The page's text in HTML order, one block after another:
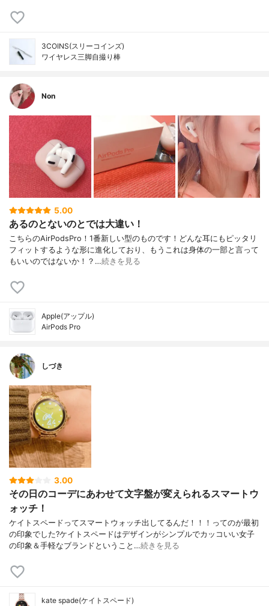
3COINS(スリーコインズ)
ワイヤレス三脚自撮り棒
Non
5.00
あるのとないのとでは大違い！
こちらのAirPodsPro！1番新しい型のものです！どんな耳にもピッタリ
フィットするような形に進化しており、もうこれは身体の一部と言って
もいいのではないか！？…続きを見る
Apple(アップル)
AirPods Pro
しづき
3.00
その日のコーデにあわせて文字盤が変えられるスマートウ
ォッチ！
ケイトスペードってスマートウォッチ出してるんだ！！！ってのが最初
の印象でした?ケイトスペードはデザインがシンプルでカッコいい女子
の印象＆手軽なブランドということ…続きを見る
kate spade(ケイトスペード)